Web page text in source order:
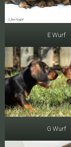
E Wurf
G Wurf